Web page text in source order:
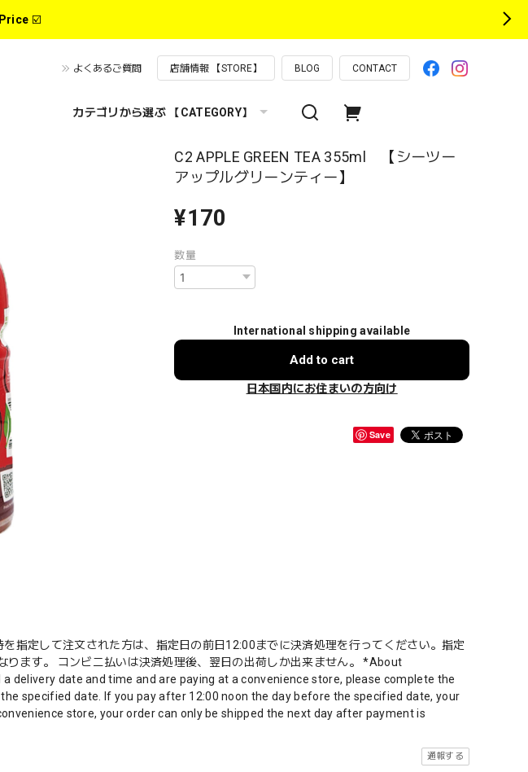
☑️
よくあるご質問 店舗情報 【STORE】 BLOG CONTACT
カテゴリから選ぶ 【CATEGORY】
C2 APPLE GREEN TEA 355ml 【シーツー
アップルグリーンティー】
¥170
数量
International shipping available
Add to cart
日本国内にお住まいの方向け
Save
指定して注文された方は、指定日の前日12:00までに決済処理を行ってください。指定
ります。 コンビニ払いは決済処理後、翌日の出荷しか出来ません。 *About
delivery date and time and are paying at a convenience store, please complete the
specified date. If you pay after 12:00 noon the day before the specified date, your
store, your order can only be shipped the next day after payment is
通報する